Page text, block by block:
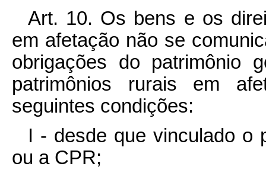
Art. 10. Os bens e os
em afetação não se
obrigações do patrimônio
patrimônios rurais em
seguintes condições:
I - desde que vinculado o
ou a CPR;